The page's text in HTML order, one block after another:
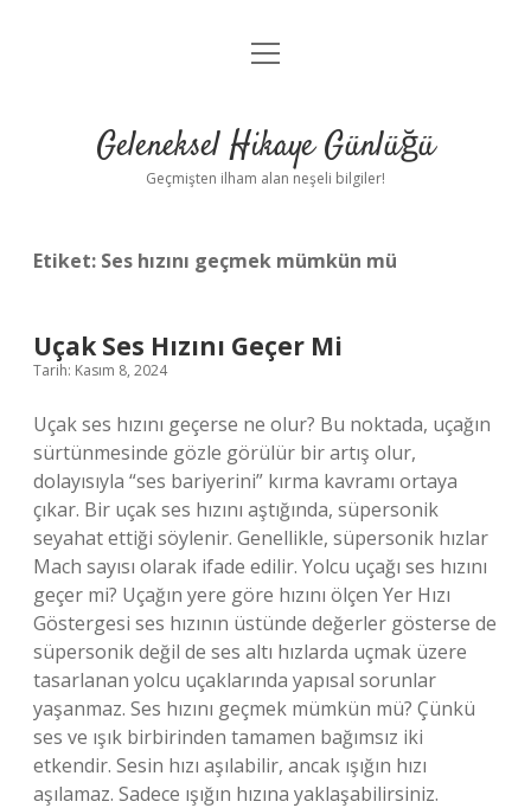
Anasayfa
Yasal Uyarı
menüyü
Geleneksel Hikaye Günlüğü
Geçmişten ilham alan neşeli bilgiler!
Etiket: Ses hızını geçmek mümkün mü
Uçak Ses Hızını Geçer Mi
Tarih: Kasım 8, 2024
Uçak ses hızını geçerse ne olur? Bu noktada, uçağın
sürtünmesinde gözle görülür bir artış olur,
dolayısıyla “ses bariyerini” kırma kavramı ortaya
çıkar. Bir uçak ses hızını aştığında, süpersonik
seyahat ettiği söylenir. Genellikle, süpersonik hızlar
Mach sayısı olarak ifade edilir. Yolcu uçağı ses hızını
geçer mi? Uçağın yere göre hızını ölçen Yer Hızı
Göstergesi ses hızının üstünde değerler gösterse de
süpersonik değil de ses altı hızlarda uçmak üzere
tasarlanan yolcu uçaklarında yapısal sorunlar
yaşanmaz. Ses hızını geçmek mümkün mü? Çünkü
ses ve ışık birbirinden tamamen bağımsız iki
etkendir. Sesin hızı aşılabilir, ancak ışığın hızı
aşılamaz. Sadece ışığın hızına yaklaşabilirsiniz.